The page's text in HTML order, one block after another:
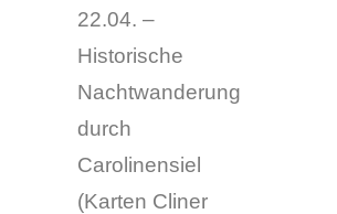
22.04. –
Historische
Nachtwanderung
durch
Carolinensiel
(Karten Cliner